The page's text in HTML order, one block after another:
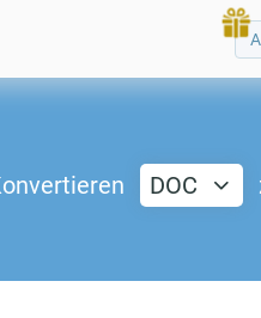
DOC